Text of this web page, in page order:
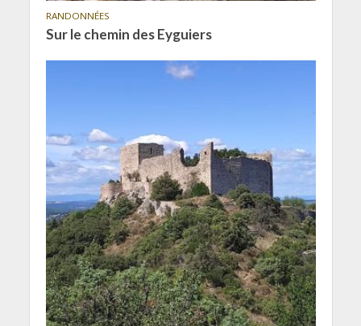
RANDONNÉES
Sur le chemin des Eyguiers